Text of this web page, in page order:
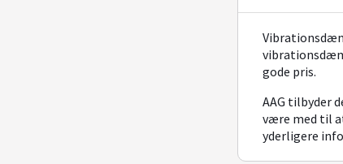
gode pris.
AAG tilbyder
være med til
yderligere